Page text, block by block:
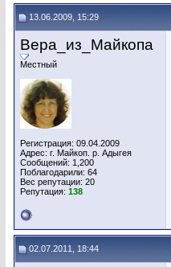
13.06.2009, 15:29
Вера_из_Майкопа
Местный
Регистрация: 09.04.2009
Адрес: г. Майкоп. р. Адыгея
Сообщений: 1,200
Поблагодарили: 64
Вес репутации: 20
Репутация: 138
02.07.2011, 18:44